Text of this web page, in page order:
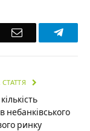
Email
небанківського
ринку